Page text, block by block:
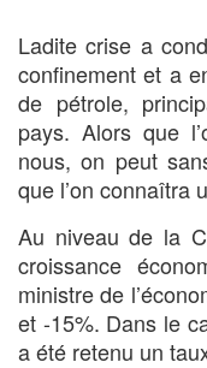
Ladite crise a
confinement et a
de pétrole,
pays. Alors que
nous, on peut
que l’on connaîtra
Au niveau de la
croissance
ministre de
et -15%. Dans le
a été retenu un